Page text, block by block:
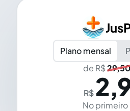
Plano mensal
de R$29,50
R$
No primeiro